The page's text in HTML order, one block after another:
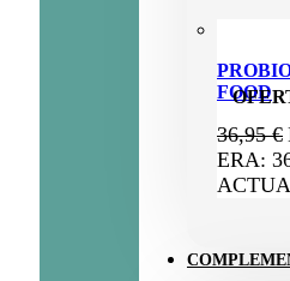
FOOD
36,95€
ERA: